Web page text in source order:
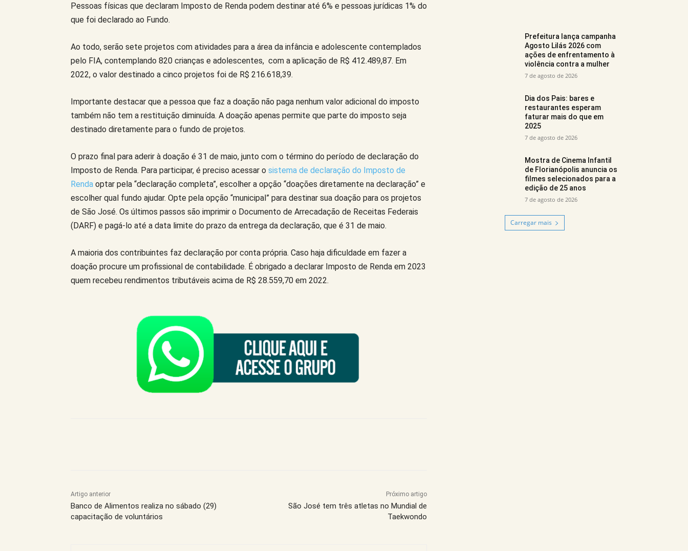
Pessoas físicas que declaram Imposto de Renda podem destinar até 6% e pessoas jurídicas 1% do
que foi declarado ao Fundo.
Ao todo, serão sete projetos com atividades para a área da infância e adolescente contemplados
pelo FIA, contemplando 820 crianças e adolescentes, com a aplicação de R$ 412.489,87. Em
2022, o valor destinado a cinco projetos foi de R$ 216.618,39.
Importante destacar que a pessoa que faz a doação não paga nenhum valor adicional do imposto
também não tem a restituição diminuída. A doação apenas permite que parte do imposto seja
destinado diretamente para o fundo de projetos.
O prazo final para aderir à doação é 31 de maio, junto com o término do período de declaração do
Imposto de Renda. Para participar, é preciso acessar o sistema de declaração do Imposto de
Renda optar pela “declaração completa”, escolher a opção “doações diretamente na declaração” e
escolher qual fundo ajudar. Opte pela opção “municipal” para destinar sua doação para os projetos
de São José. Os últimos passos são imprimir o Documento de Arrecadação de Receitas Federais
(DARF) e pagá-lo até a data limite do prazo da entrega da declaração, que é 31 de maio.
A maioria dos contribuintes faz declaração por conta própria. Caso haja dificuldade em fazer a
doação procure um profissional de contabilidade. É obrigado a declarar Imposto de Renda em 2023
quem recebeu rendimentos tributáveis acima de R$ 28.559,70 em 2022.
Artigo anterior
Banco de Alimentos realiza no sábado (29)
capacitação de voluntários
Próximo artigo
São José tem três atletas no Mundial de
Taekwondo
Prefeitura lança campanha
Agosto Lilás 2026 com
ações de enfrentamento à
violência contra a mulher
7 de agosto de 2026
Dia dos Pais: bares e
restaurantes esperam
faturar mais do que em
2025
7 de agosto de 2026
Mostra de Cinema Infantil
de Florianópolis anuncia os
filmes selecionados para a
edição de 25 anos
7 de agosto de 2026
Carregar mais